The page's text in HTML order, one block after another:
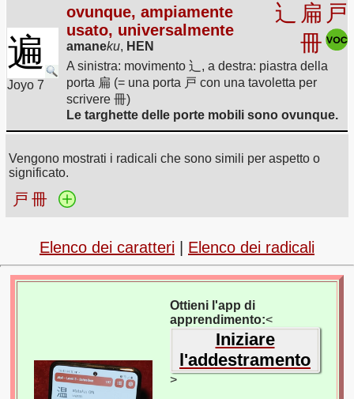
遍
Joyo 7
ovunque, ampiamente
usato, universalmente
amaneku, HEN
辶 扁 戸
冊
A sinistra: movimento 辶, a destra: piastra della
porta 扁 (= una porta 戸 con una tavoletta per
scrivere 冊)
Le targhette delle porte mobili sono ovunque.
Vengono mostrati i radicali che sono simili per aspetto o
significato.
戸 冊
Elenco dei caratteri Elenco dei radicali
Ottieni l'app di
apprendimento:<
Iniziare
l'addestramento
>